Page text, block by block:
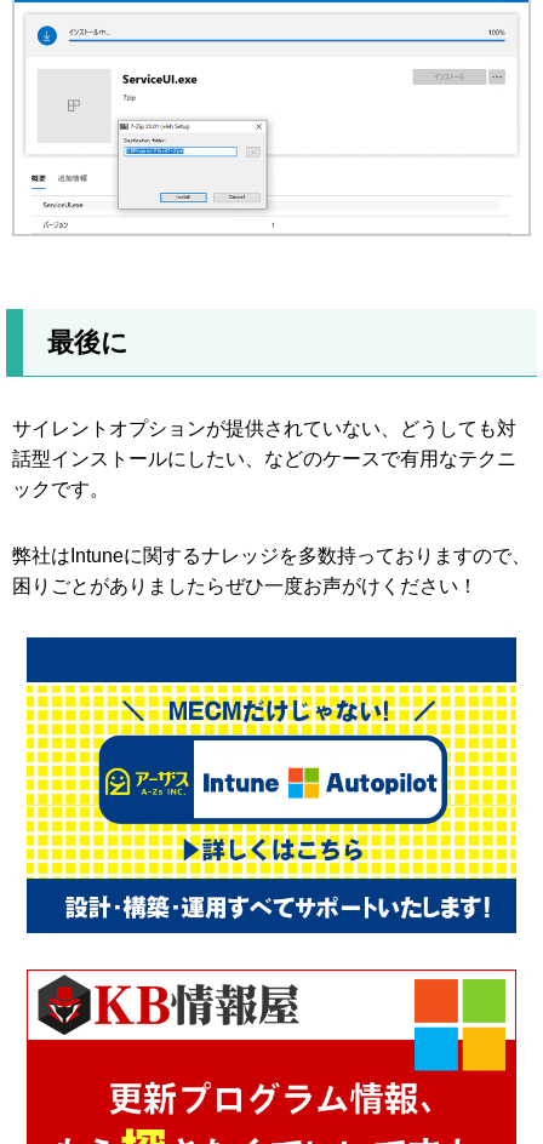
最後に
サイレントオプションが提供されていない、どうしても対
話型インストールにしたい、などのケースで有用なテクニ
ックです。
弊社はIntuneに関するナレッジを多数持っておりますので、
困りごとがありましたらぜひ一度お声がけください！